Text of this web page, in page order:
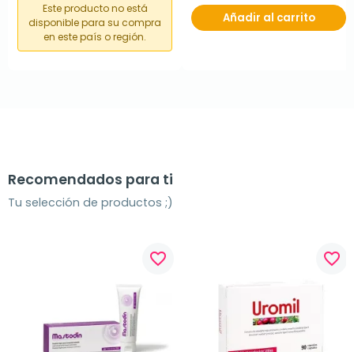
Este producto no está
disponible para su compra
en este país o región.
Añadir al carrito
Recomendados para ti
Tu selección de productos ;)
favorite_border favorite_border